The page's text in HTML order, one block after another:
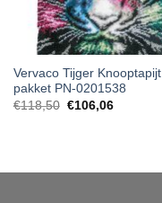
Vervaco Tijger Knooptapijt
pakket PN-0201538
€118,50 €106,06